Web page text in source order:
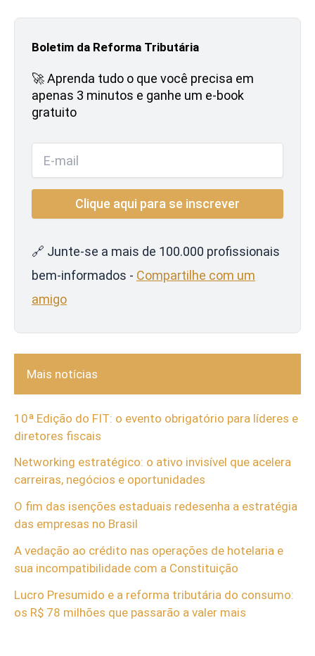
Boletim da Reforma Tributária
🚀 Aprenda tudo o que você precisa em
apenas 3 minutos e ganhe um e-book
gratuito
🔗 Junte-se a mais de 100.000 profissionais
bem-informados - Compartilhe com um
amigo
Mais notícias
10ª Edição do FIT: o evento obrigatório para líderes e
diretores fiscais
Networking estratégico: o ativo invisível que acelera
carreiras, negócios e oportunidades
O fim das isenções estaduais redesenha a estratégia
das empresas no Brasil
A vedação ao crédito nas operações de hotelaria e
sua incompatibilidade com a Constituição
Lucro Presumido e a reforma tributária do consumo:
os R$ 78 milhões que passarão a valer mais